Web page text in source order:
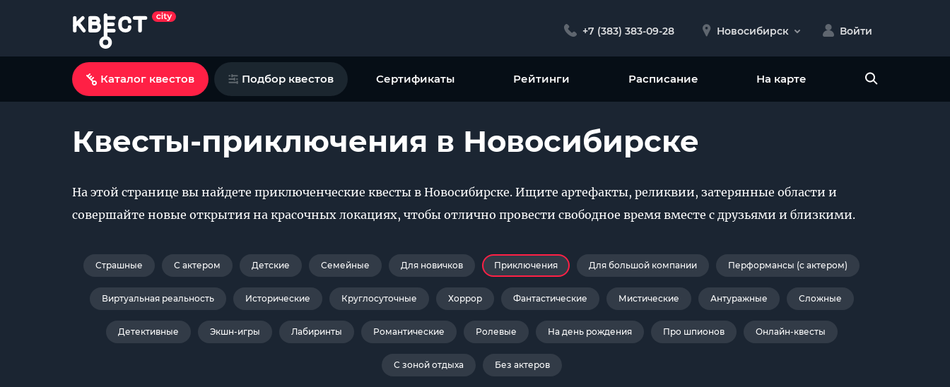
+7 (383) 383-09-28 Новосибирск Войти
Каталог квестов Подбор квестов Сертификаты Рейтинги Расписание На карте
Квесты-приключения в Новосибирске
На этой странице вы найдете приключенческие квесты в Новосибирске. Ищите артефакты, реликвии, затерянные области и
совершайте новые открытия на красочных локациях, чтобы отлично провести свободное время вместе с друзьями и близкими.
Страшные С актером Детские Семейные Для новичков Приключения Для большой компании Перформансы (с актером)
Виртуальная реальность Исторические Круглосуточные Хоррор Фантастические Мистические Антуражные Сложные
Детективные Экшн-игры Лабиринты Романтические Ролевые На день рождения Про шпионов Онлайн-квесты
С зоной отдыха Без актеров